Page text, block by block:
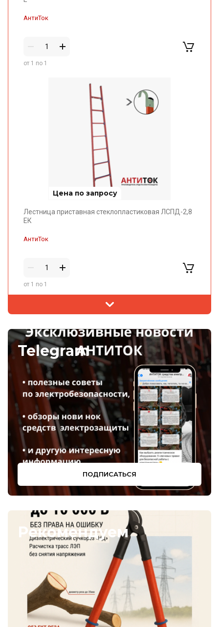
Цена по запросу
Лестница приставная стеклопластиковая ЛСПД-2,8
АнтиТок
Цена по запросу
Лестница приставная стеклопластиковая ЛСПД-2,8
Е МГ
АнтиТок
Цена по запросу
Telegram
ПОДПИСАТЬСЯ
Рекомендуем